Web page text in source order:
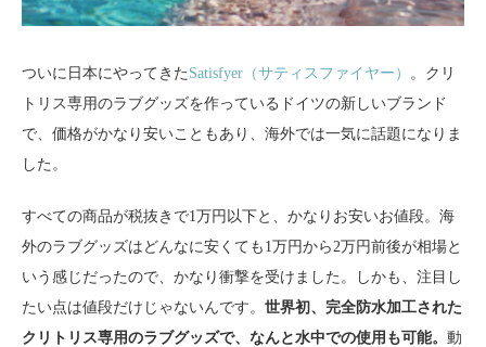
ついに日本にやってきた Satisfyer（サティスファイヤー）
。クリ
トリス専用のラブグッズを作っているドイツの新しいブランド
で、価格がかなり安いこともあり、海外では一気に話題になりま
した。
すべての商品が税抜きで1万円以下と、かなりお安いお値段。海
外のラブグッズはどんなに安くても1万円から2万円前後が相場と
いう感じだったので、かなり衝撃を受けました。しかも、注目し
たい点は値段だけじゃないんです。 世界初、完全防水加工された
クリトリス専用のラブグッズで、なんと水中での使用も可能。 動